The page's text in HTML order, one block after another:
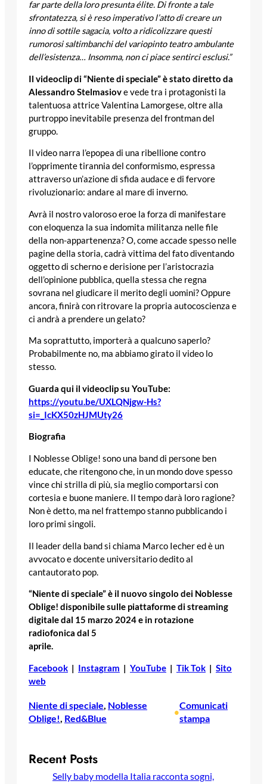
far parte della loro presunta élite. Di fronte a tale
sfrontatezza, si è reso imperativo l’atto di creare un
inno di sottile sagacia, volto a ridicolizzare questi
rumorosi saltimbanchi del variopinto teatro ambulante
dell’esistenza… Insomma, non ci piace sentirci esclusi.”
Il videoclip di “Niente di speciale” è stato diretto da
Alessandro Stelmasiove vede tra i protagonisti la
talentuosa attrice Valentina Lamorgese, oltre alla
purtroppo inevitabile presenza del frontman del
gruppo.
Il video narra l’epopea di una ribellione contro
l’opprimente tirannia del conformismo, espressa
attraverso un’azione di sfida audace e di fervore
rivoluzionario: andare al mare di inverno.
Avrà il nostro valoroso eroe la forza di manifestare
con eloquenza la sua indomita militanza nelle file
della non-appartenenza? O, come accade spesso nelle
pagine della storia, cadrà vittima del fato diventando
oggetto di scherno e derisione per l’aristocrazia
dell’opinione pubblica, quella stessa che regna
sovrana nel giudicare il merito degli uomini? Oppure
ancora, finirà con ritrovare la propria autocoscienza e
ci andrà a prendere un gelato?
Ma soprattutto, importerà a qualcuno saperlo?
Probabilmente no, ma abbiamo girato il video lo
stesso.
Guarda qui il videoclip su YouTube:
https://youtu.be/UXLQNjgw-Hs?
si=_IcKX50zHJMUty26
Biografia
I Noblesse Oblige! sono una band di persone ben
educate, che ritengono che, in un mondo dove spesso
vince chi strilla di più, sia meglio comportarsi con
cortesia e buone maniere. Il tempo darà loro ragione?
Non è detto, ma nel frattempo stanno pubblicando i
loro primi singoli.
Il leader della band si chiama Marco Iecher ed è un
avvocato e docente universitario dedito al
cantautorato pop.
“Niente di speciale” è il nuovo singolo dei Noblesse
Oblige! disponibile sulle piattaforme di streaming
digitale dal 15 marzo 2024 e in rotazione
radiofonica dal 5
aprile.
Facebook | Instagram | YouTube | Tik Tok | Sito
web
Niente di speciale, Noblesse
Oblige!, Red&Blue
•
Comunicati
stampa
Recent Posts
Selly baby modella Italia racconta sogni,